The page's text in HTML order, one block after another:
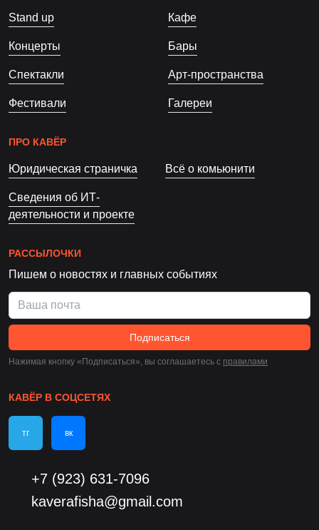
Stand up
Концерты
Спектакли
Фестивали
Кафе
Бары
Арт-пространства
Галереи
ПРО КАВЁР
Юридическая страничка Всё о комьюнити
Сведения об ИТ-
деятельности и проекте
РАССЫЛОЧКИ
Пишем о новостях и главных событиях
Подписаться
Нажимая кнопку «Подписаться», вы соглашаетесь c правилами
КАВЁР В СОЦСЕТЯХ
тг вк
+7 (923) 631-7096
kaverafisha@gmail.com